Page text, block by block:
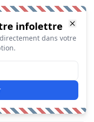
infolettre
dans votre